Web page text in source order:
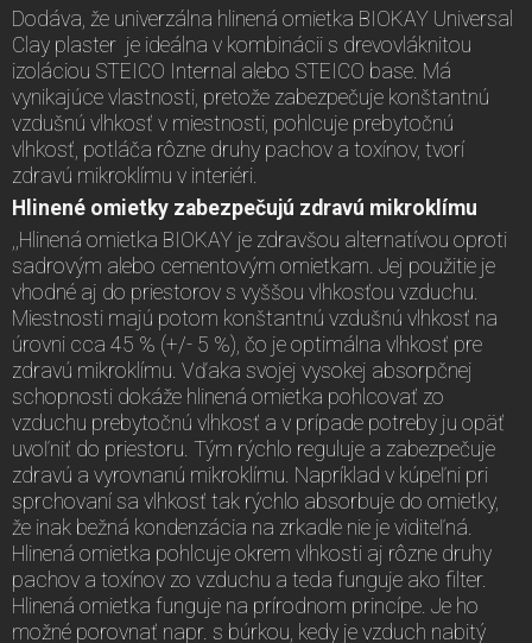
Dodáva, že univerzálna hlinená omietka BIOKAY Universal
Clay plaster je ideálna v kombinácii s drevovláknitou
izoláciou STEICO Internal alebo STEICO base. Má
vynikajúce vlastnosti, pretože zabezpečuje konštantnú
vzdušnú vlhkosť v miestnosti, pohlcuje prebytočnú
vlhkosť, potláča rôzne druhy pachov a toxínov, tvorí
zdravú mikroklímu v interiéri.
Hlinené omietky zabezpečujú zdravú mikroklímu
,,Hlinená omietka BIOKAY je zdravšou alternatívou oproti
sadrovým alebo cementovým omietkam. Jej použitie je
vhodné aj do priestorov s vyššou vlhkosťou vzduchu.
Miestnosti majú potom konštantnú vzdušnú vlhkosť na
úrovni cca 45 % (+/- 5 %), čo je optimálna vlhkosť pre
zdravú mikroklímu. Vďaka svojej vysokej absorpčnej
schopnosti dokáže hlinená omietka pohlcovať zo
vzduchu prebytočnú vlhkosť a v prípade potreby ju opäť
uvoľniť do priestoru. Tým rýchlo reguluje a zabezpečuje
zdravú a vyrovnanú mikroklímu. Napríklad v kúpeľni pri
sprchovaní sa vlhkosť tak rýchlo absorbuje do omietky,
že inak bežná kondenzácia na zrkadle nie je viditeľná.
Hlinená omietka pohlcuje okrem vlhkosti aj rôzne druhy
pachov a toxínov zo vzduchu a teda funguje ako filter.
Hlinená omietka funguje na prírodnom princípe. Je ho
možné porovnať napr. s búrkou, kedy je vzduch nabitý